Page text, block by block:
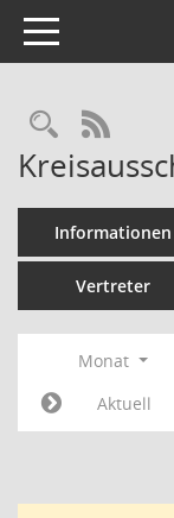
Toggle navigation
RSS-
Informationen
Vertreter
Monat
Aktuell